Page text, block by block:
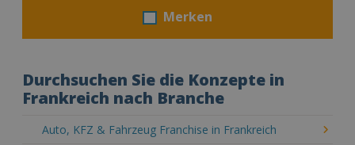
Merken
Durchsuchen Sie die Konzepte in
Frankreich nach Branche
Auto, KFZ & Fahrzeug Franchise in Frankreich